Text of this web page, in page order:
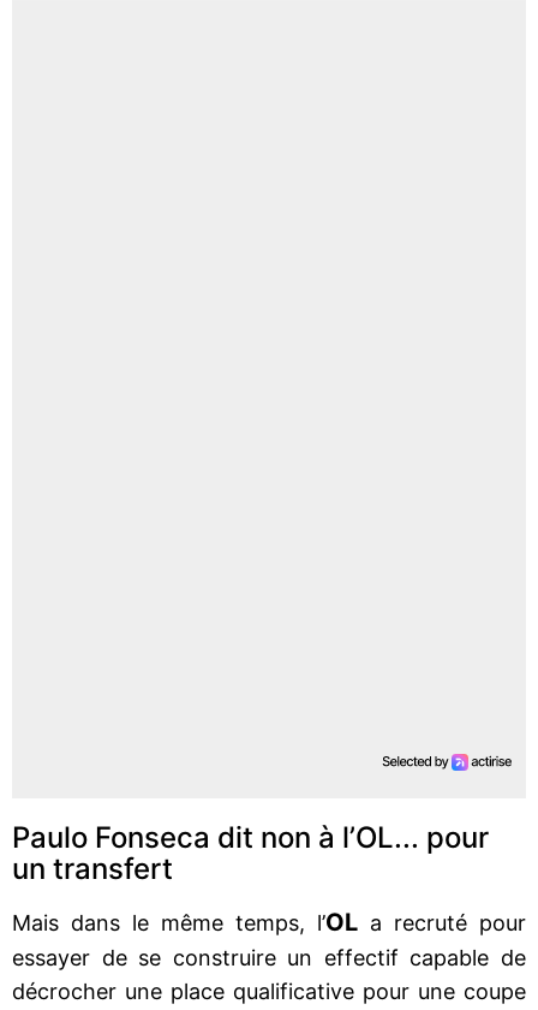
Paulo Fonseca dit non à l’OL... pour
un transfert
Mais dans le même temps, l’OL a recruté pour
essayer de se construire un effectif capable de
décrocher une place qualificative pour une coupe